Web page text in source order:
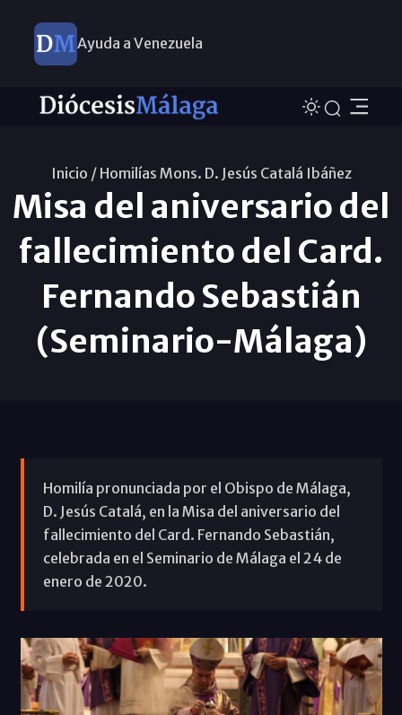
Ayuda a Venezuela
Inicio / Homilías Mons. D. Jesús Catalá Ibáñez
Misa del aniversario del
fallecimiento del Card.
Fernando Sebastián
(Seminario-Málaga)
Homilía pronunciada por el Obispo de Málaga,
D. Jesús Catalá, en la Misa del aniversario del
fallecimiento del Card. Fernando Sebastián,
celebrada en el Seminario de Málaga el 24 de
enero de 2020.